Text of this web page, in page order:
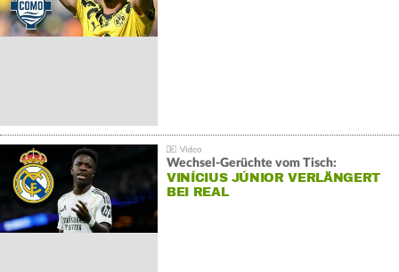
Wechsel-Gerüchte vom Tisch:
VINÍCIUS JÚNIOR VERLÄNGERT
BEI REAL